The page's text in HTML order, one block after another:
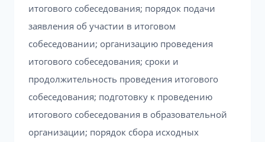
итогового собеседования; порядок подачи
заявления об участии в итоговом
собеседовании; организацию проведения
итогового собеседования; сроки и
продолжительность проведения итогового
собеседования; подготовку к проведению
итогового собеседования в образовательной
организации; порядок сбора исходных